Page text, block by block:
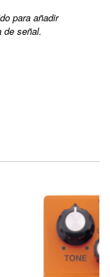
para añadir
de señal.